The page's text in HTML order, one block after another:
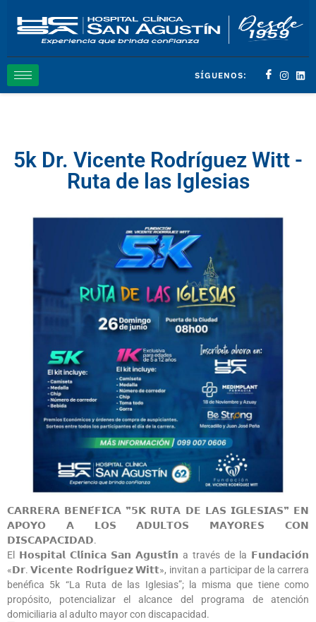
SÍGUENOS:
5k Dr. Vicente Rodríguez Witt -
Ruta de las Iglesias
𝗖𝗔𝗥𝗥𝗘𝗥𝗔 𝗕𝗘𝗡𝗘́𝗙𝗜𝗖𝗔 ❞𝟱𝗞 𝗥𝗨𝗧𝗔 𝗗𝗘 𝗟𝗔𝗦 𝗜𝗚𝗟𝗘𝗦𝗜𝗔𝗦❞ 𝗘𝗡
𝗔𝗣𝗢𝗬𝗢 𝗔 𝗟𝗢𝗦 𝗔𝗗𝗨𝗟𝗧𝗢𝗦 𝗠𝗔𝗬𝗢𝗥𝗘𝗦 𝗖𝗢𝗡
𝗗𝗜𝗦𝗖𝗔𝗣𝗔𝗖𝗜𝗗𝗔𝗗.
El 𝗛𝗼𝘀𝗽𝗶𝘁𝗮𝗹 𝗖𝗹𝗶́𝗻𝗶𝗰𝗮 𝗦𝗮𝗻 𝗔𝗴𝘂𝘀𝘁𝗶́𝗻 a través de la 𝗙𝘂𝗻𝗱𝗮𝗰𝗶𝗼́𝗻
«𝗗𝗿. 𝗩𝗶𝗰𝗲𝗻𝘁𝗲 𝗥𝗼𝗱𝗿𝗶́𝗴𝘂𝗲𝘇 𝗪𝗶𝘁𝘁», invitan a participar de la carrera
benéfica 5k “La Ruta de las Iglesias”; la misma que tiene como
propósito, potencializar el alcance del programa de atención
domiciliaria al adulto mayor con discapacidad.